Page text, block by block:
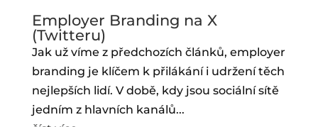
Employer Branding na X
(Twitteru)
Jak už víme z předchozích článků, employer
branding je klíčem k přilákání i udržení těch
nejlepších lidí. V době, kdy jsou sociální sítě
jedním z hlavních kanálů...